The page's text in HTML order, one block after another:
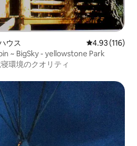
ウス レビュー116
4.93 (116)
~ BigSky - yellowstone Park
環境のクオリティ